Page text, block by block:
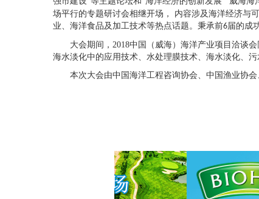
场平行的专题研讨会相继开场， 内容涉及海洋经济与
业、海洋食品及加工技术等热点话题。秉承前6届的成
大会期间， 2018中国（威海）海洋产业项目洽谈
海水淡化中的应用技术、水处理膜技术、海水淡化、污
本次大会由中国海洋工程咨询协会、中国渔业协会